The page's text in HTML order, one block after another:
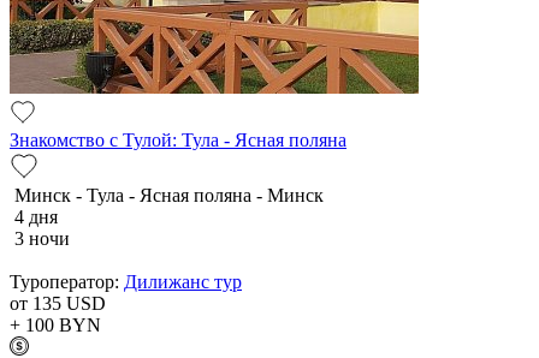
Знакомство с Тулой: Тула - Ясная поляна
Минск - Тула - Ясная поляна - Минск
4 дня
3 ночи
Туроператор: Дилижанс тур
от 135 USD
+ 100 BYN